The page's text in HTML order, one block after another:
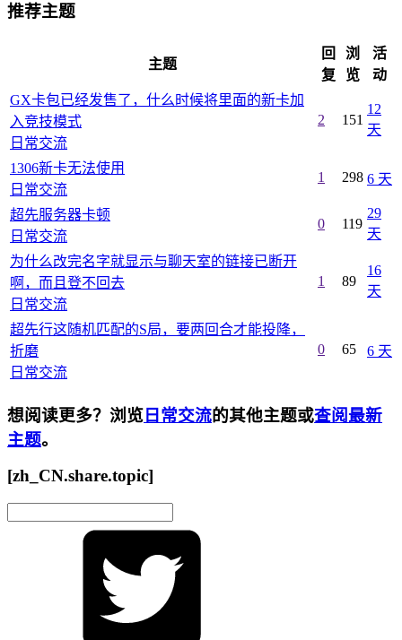
推荐主题
主题
回
复
浏
览
活
动
GX卡包已经发售了，什么时候将里面的新卡加
入竞技模式
日常交流
2 151
12
天
1306新卡无法使用
日常交流
1 298 6 天
超先服务器卡顿
日常交流
0 119
29
天
为什么改完名字就显示与聊天室的链接已断开
啊，而且登不回去
日常交流
1 89
16
天
超先行这随机匹配的S局，要两回合才能投降，
折磨
日常交流
0 65 6 天
想阅读更多？浏览 日常交流的其他主题或查阅最新
主题。
[zh_CN.share.topic]